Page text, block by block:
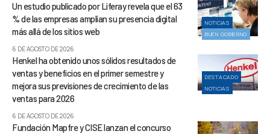
NOTICIAS
BUEN GOBIERNO
Un estudio publicado por Liferay revela que el 63
% de las empresas amplían su presencia digital
más allá de los sitios web
6 DE AGOSTO DE 2026
DESTACADO
NOTICIAS
Henkel ha obtenido unos sólidos resultados de
ventas y beneficios en el primer semestre y
mejora sus previsiones de crecimiento de las
ventas para 2026
6 DE AGOSTO DE 2026
Fundación Mapfre y CISE lanzan el concurso